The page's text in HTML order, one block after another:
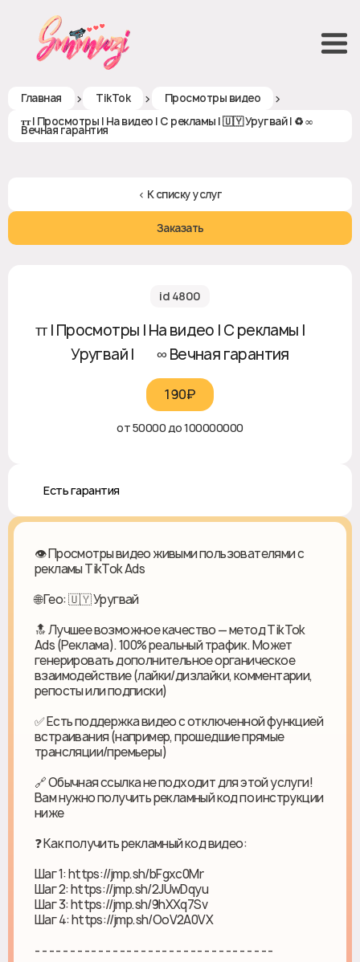
Главная > TikTok > Просмотры видео >
ᴛᴛ | Просмотры | На видео | С рекламы | 🇺🇾 Уругвай | ♻️ ∞
Вечная гарантия
< К списку услуг
Заказать
id 4800
ᴛᴛ | Просмотры | На видео | С рекламы | 🇺🇾
Уругвай | ♻️ ∞ Вечная гарантия
190₽‎
от 50000 до 100000000
♻️ Есть гарантия
👁️ Просмотры видео живыми пользователями с
рекламы TikTok Ads
🌐 Гео: 🇺🇾 Уругвай
🔝 Лучшее возможное качество — метод TikTok
Ads (Реклама). 100% реальный трафик. Может
генерировать дополнительное органическое
взаимодействие (лайки/дизлайки, комментарии,
репосты или подписки)
✅ Есть поддержка видео с отключенной функцией
встраивания (например, прошедшие прямые
трансляции/премьеры)
🔗 Обычная ссылка не подходит для этой услуги!
Вам нужно получить рекламный код по инструкции
ниже
❓ Как получить рекламный код видео:
Шаг 1: https://jmp.sh/bFgxc0Mr
Шаг 2: https://jmp.sh/2JUwDqyu
Шаг 3: https://jmp.sh/9hXXq7Sv
Шаг 4: https://jmp.sh/OoV2A0VX
- - - - - - - - - - - - - - - - - - - - - - - - - - - - - - - - - -